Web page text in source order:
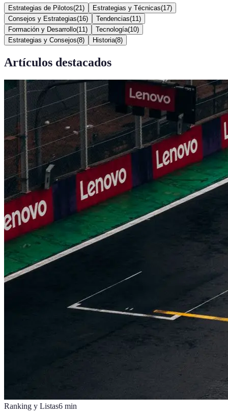
Estrategias de Pilotos(21 ) Estrategias y Técnicas(17)
Consejos y Estrategias(16) Tendencias(11 )
Formación y Desarrollo(11 ) Tecnología(10)
Estrategias y Consejos(8) Historia(8)
Artículos destacados
Ranking y Listas6 min